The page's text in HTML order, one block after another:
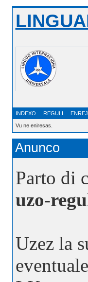
INDEXO REGULI
Vu ne eniresas.
Anunco
Parto di
uzo-
Uzez la